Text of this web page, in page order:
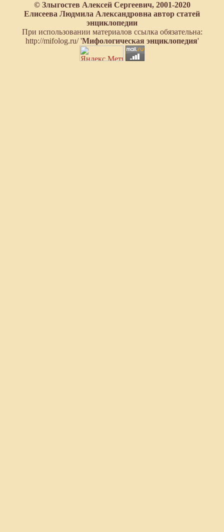
© Злыгостев Алексей Сергеевич, 2001-2020
Елисеева Людмила Александровна автор статей
энциклопедии
При использовании материалов ссылка обязательна:
http://mifolog.ru/ 'Мифологическая энциклопедия'